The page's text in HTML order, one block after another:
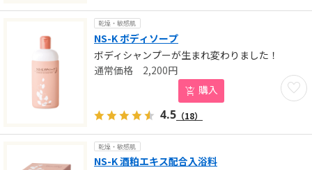
乾燥・敏感肌
NS-K ボディソープ
ボディシャンプーが生まれ変わりました！
お気
2,200円
購入
4.5 （18）
乾燥・敏感肌
NS-K 酒粕エキス配合入浴料